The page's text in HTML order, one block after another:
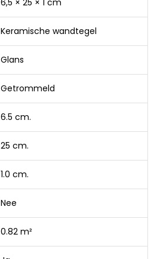
Keramische wandtegel
Glans
Getrommeld
6.5 cm.
25 cm.
1.0 cm.
Nee
0.82 m²